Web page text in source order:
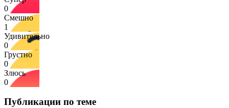
0
Смешно
1
Удивительно
0
Грустно
0
Злюсь
0
Публикации по теме